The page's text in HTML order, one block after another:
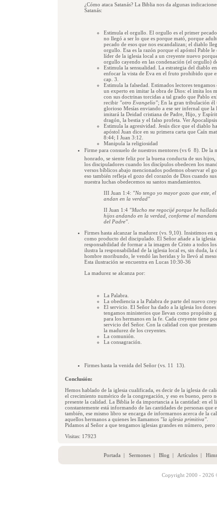
¿Cómo ataca Satanás? La Biblia nos da algunas
Satanás:
Estimula el orgullo. El orgullo es el primer
no llegó a ser lo que es porque mató, porque
pecado de esos que nos escandalizan; el diablo
orgullo. Esa es la razón porque el apóstol Pable
líder de la iglesia local a un creyente nuevo
orgullo cayendo en las condenación (el orgullo)
Estimula la sensualidad. La estrategia del diablo
enfocar la vista de Eva en el fruto prohibido que
cap. 3.
Estimula la falsedad. Estimados lectores
un experto en imitar la obra de Dios: el imita los
con sus doctrinas torcidas a tal grado que Pablo
recibir "otro Evangelio"; En la gran tribulación él
glorioso Mesías enviando a ese ser infernal que
imitará la Deidad cristiana de Padre, Hijo, y
dragón, la bestia y el falso profeta. Ver
Estimula la agresividad. Jesús dice que el diablo
apóstol Juan dice en su primera carta que Caín
8:44; I Juan 3:12.
Manipula la religiosidad
Firme para consuelo de nuestros mentores (vs 6  8). De la
honrado, se siente feliz por la buena conducta de sus
los discipuladores cuando los discípulos obedecen los
versos bíblicos abajo mencionados podemos observar el
eso también refleja el gozo del corazón de Dios cuando
nuestra luchas obedecemos su santos mandamientos.
III Juan 1:4: "No tengo yo mayor gozo que este,
andan en la verdad"
II Juan 1:4 "Mucho me regocijé porque he
hijos andando en la verdad, conforme al
del Padre".
Firmes hasta alcanzar la madurez (vs. 9,10). Insistimos en
como producto del discipulado. El Señor añade a la iglesia
responsabilidad de formar a la imagen de Cristo a todos
ilustra la responsabilidad de la iglesia local es, sin duda, la
hombre moribundo, le vendó las heridas y lo llevó al
Esta ilustración se encuentra en Lucas 10:30-36
La madurez se alcanza por:
La Palabra.
La obediencia a la Palabra de parte del nuevo
El servicio. El Señor ha dado a la iglesia los
tengamos ministerios que llevan como propósito
para los hermanos en la fe. Cada creyente tiene
servicio del Señor. Con la calidad con que
la madurez de los creyentes.
La comunión.
La consagración.
Firmes hasta la venida del Señor (vs. 11  13).
Conclusión:
Hemos hablado de la iglesia cualificada, es decir de la iglesia de
el crecimiento numérico de la congregación, y eso es bueno, pero
presente la calidad. La Biblia le da importancia a la cantidad: en el
constantemente está informando de las cantidades de personas que
también, ese mismo libro se encarga de informarnos acerca de la
aquellos hermanos a quienes les llamamos "la iglesia primitiva".
Pidamos al Señor a que tengamos iglesias grandes en número,
Visitas: 17923
Portada | Sermones| Blog | Artículos|
Copyright 2000 - 2026